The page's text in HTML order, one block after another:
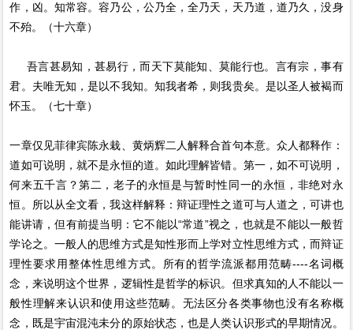
作，凶。知常容。容乃公，公乃全，全乃天，天乃道，道乃久，没身
不殆。（十六章）
吾言甚易知，甚易行，而天下莫能知、莫能行也。言有宗，事有
君。夫唯无知，是以不我知。知我者希，则我贵矣。是以圣人被褐而
怀玉。（七十章）
一章仅见菲律宾陈永栽、黄炳辉二人解释合首句本意。众人都释作：
道如可说明，就不是永恒的道。如此理解皆错。第一，如不可说明，
何来五千言？第二，老子的永恒是与暂时性同一的永恒，非绝对永
恒。所以从全文看，我这样解释：辩证理性之道可与人道之，可讲也
能讲请，但有前提当明：它不能以“常道”视之，也就是不能以一般哲
学论之。一般人的思维方式是知性形而上学对立性思维方式，而辩证
理性要求用整体性思维方式。所有的哲学流派都用范畴----名词概
念，来说明这个世界，逻辑性是哲学的标识。但求真知的人不能以一
般性理解来认识和使用这些范畴。无法区分各类事物也没有名称概
念，既是宇宙混沌未分的原始状态，也是人类认识形式的早期情况。